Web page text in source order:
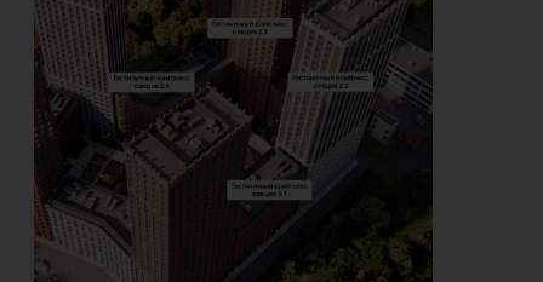
гостиничный комплекс, который сочетает
расширенную инфраструктуру и экосистему
для жизни и работы. Проект объединяет
современные стандарты гостиничного
сервиса, передовые технологии и уникальную
инвестиционную модель с профессиональным
управлением.
Это не просто гостиничный комплекс,
а управляемый инвестлот нового поколения,
в котором каждая часть инфраструктуры
и сервис построены с учётом максимальной
отдачи и эффективности. Проект предлагает